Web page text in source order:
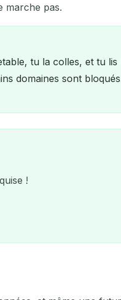
marche pas.
tu la colles, et tu lis
domaines sont
!